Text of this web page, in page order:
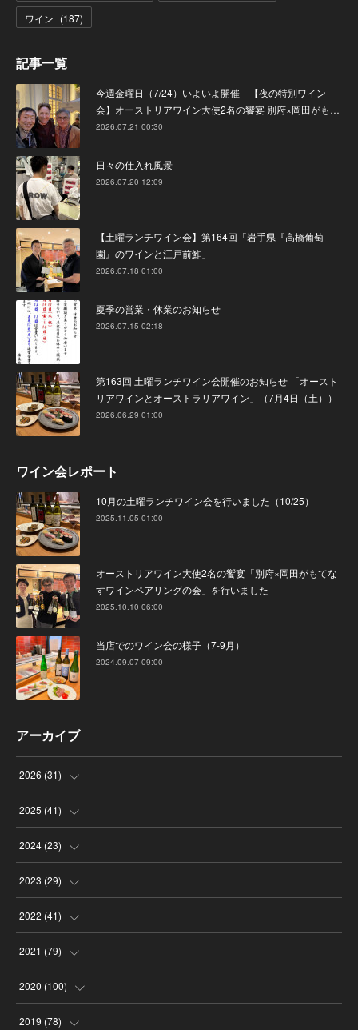
ワイン (187)
記事一覧
今週金曜日（7/24）いよいよ開催 【夜の特別ワイン
会】オーストリアワイン大使2名の饗宴 別府×岡田がも…
2026.07.21 00:30
日々の仕入れ風景
2026.07.20 12:09
【土曜ランチワイン会】第164回「岩手県『高橋葡萄
園』のワインと江戸前鮓」
2026.07.18 01:00
夏季の営業・休業のお知らせ
2026.07.15 02:18
第163回 土曜ランチワイン会開催のお知らせ 「オースト
リアワインとオーストラリアワイン」（7月4日（土））
2026.06.29 01:00
ワイン会レポート
10月の土曜ランチワイン会を行いました（10/25）
2025.11.05 01:00
オーストリアワイン大使2名の饗宴「別府×岡田がもてな
すワインペアリングの会」を行いました
2025.10.10 06:00
当店でのワイン会の様子（7-9月）
2024.09.07 09:00
アーカイブ
2026 (31)
(4
(8
(4
(2
2025 (41)
(4
(9
(6
(1
2024 (23)
(3
(2
(1
(3)
2023 (29)
(3
(3
(3)
(2
2022 (41)
(6
(3)
(1
2021 (79)
(7)
(7
2020 (100)
(16 )
2019 (78)